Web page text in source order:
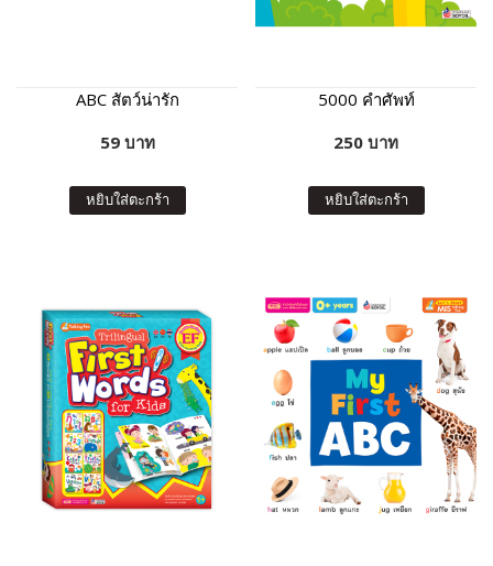
ABC สัตว์น่ารัก
59 บาท
หยิบใส่ตะกร้า
5000 คำศัพท์
250 บาท
หยิบใส่ตะกร้า